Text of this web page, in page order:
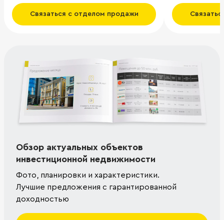
Связаться с отделом продажи
Обзор актуальных объектов
инвестиционной недвижимости
Фото, планировки и характеристики.
Лучшие предложения с гарантированной
доходностью